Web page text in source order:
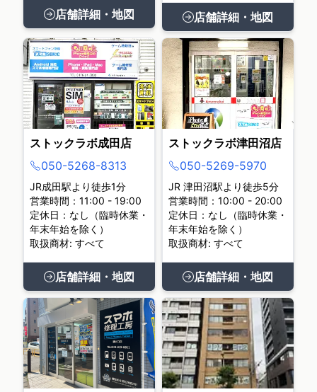
店舗詳細・地図 店舗詳細・地図
ストックラボ成田店
050-5268-8313
JR成田駅より徒歩1分
営業時間：11:00 - 19:00
定休日：なし（臨時休業・
年末年始を除く）
取扱商材: すべて
店舗詳細・地図
ストックラボ津田沼店
050-5269-5970
JR 津田沼駅より徒歩5分
営業時間：10:00 - 20:00
定休日：なし（臨時休業・
年末年始を除く）
取扱商材: すべて
店舗詳細・地図